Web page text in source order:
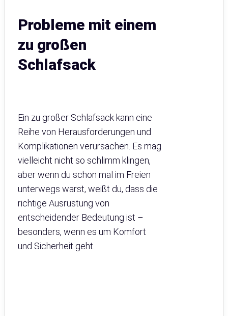
Probleme mit einem
zu großen
Schlafsack
Ein zu großer Schlafsack kann eine
Reihe von Herausforderungen und
Komplikationen verursachen. Es mag
vielleicht nicht so schlimm klingen,
aber wenn du schon mal im Freien
unterwegs warst, weißt du, dass die
richtige Ausrüstung von
entscheidender Bedeutung ist –
besonders, wenn es um Komfort
und Sicherheit geht.